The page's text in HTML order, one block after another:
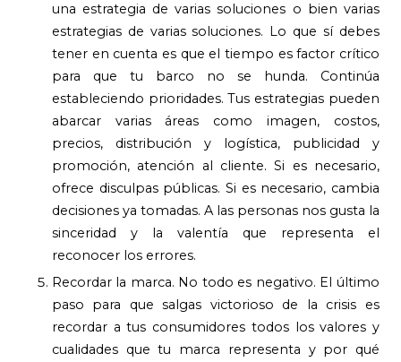
una estrategia de varias soluciones o bien varias
estrategias de varias soluciones. Lo que sí debes
tener en cuenta es que el tiempo es factor crítico
para que tu barco no se hunda. Continúa
estableciendo prioridades. Tus estrategias pueden
abarcar varias áreas como imagen, costos,
precios, distribución y logística, publicidad y
promoción, atención al cliente. Si es necesario,
ofrece disculpas públicas. Si es necesario, cambia
decisiones ya tomadas. A las personas nos gusta la
sinceridad y la valentía que representa el
reconocer los errores.
Recordar la marca. No todo es negativo. El último
paso para que salgas victorioso de la crisis es
recordar a tus consumidores todos los valores y
cualidades que tu marca representa y por qué